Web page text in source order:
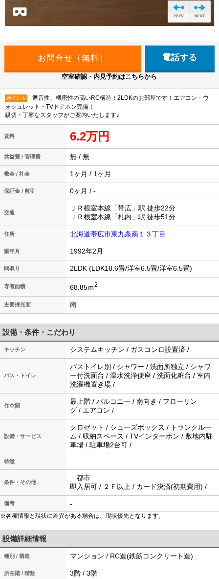
電話する
空室確認・内見予約はこちらから
ポイント
遮音性、機密性の高いRC構造！2LDKのお部屋です！エアコン・ウ
ォシュレット・TVドアホン完備！
親切・丁寧なスタッフがご案内いたします♪
賃料 6.2万円
共益費 / 管理費 無 / 無
敷金 / 礼金 1ヶ月 / 1ヶ月
保証金 / 敷引 0ヶ月 / -
交通
ＪＲ根室本線「帯広」駅 徒歩22分
ＪＲ根室本線「札内」駅 徒歩51分
住所 北海道帯広市東九条南１３丁目
築年月 1992年2月
間取り 2LDK (LDK18.6畳/洋室6.5畳/洋室6.5畳)
専有面積 68.85ｍ2
主要採光面 南
設備・条件・こだわり
キッチン システムキッチン / ガスコンロ設置済 /
バス・トイレ
バストイレ別 / シャワー / 洗面所独立 / シャワ
ー付洗面台 / 温水洗浄便座 / 洗面化粧台 / 室内
洗濯機置き場 /
住空間
最上階 / バルコニー / 南向き / フローリン
グ / エアコン /
設備・サービス
クロゼット / シューズボックス / トランクルー
ム / 収納スペース / TVインターホン / 敷地内駐
車場 / 駐車場2台可 /
特徴
条件・その他
都市
即入居可 / ２Ｆ以上 / カード決済(初期費用) /
備考 -
※各種情報と現状に差異がある場合は、現状優先となります。
設備詳細情報
種別 / 構造 マンション / RC造(鉄筋コンクリート造)
所在階 / 階数 3階 / 3階